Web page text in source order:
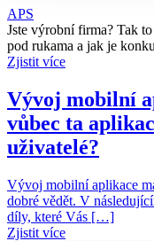
APS
Jste výrobní firma? Tak
pod rukama a jak je
Zjistit více
Vývoj mobilní
vůbec ta
uživatelé?
Vývoj mobilní aplikace
dobré vědět. V
díly, které Vás […]
Zjistit více